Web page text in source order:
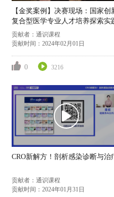
【金奖案例】决赛现场：国家创
复合型医学专业人才培养探索实
贡献者： 通识课程
贡献时间： 2024年02月01日
0 3216
CRO新解方！剖析感染诊断与治
贡献者： 通识课程
贡献时间： 2024年01月31日